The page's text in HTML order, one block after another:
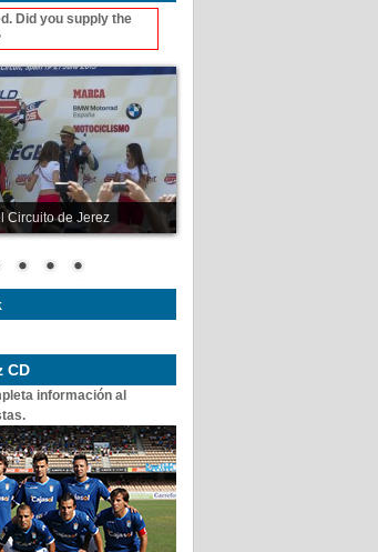
Did you supply the
Circuito de Jerez
CD
información al